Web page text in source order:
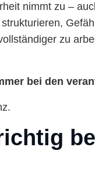
nimmt zu –
zu
bei den